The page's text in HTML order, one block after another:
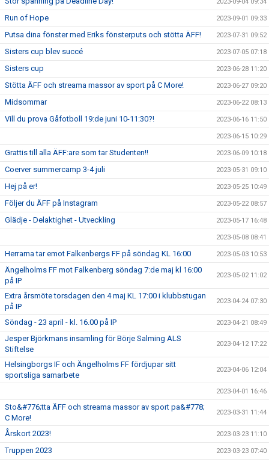
Run of Hope 2023-09-01 09:33
Putsa dina fönster med Eriks fönsterputs och stötta ÄFF! 2023-07-31 09:52
Sisters cup blev succé 2023-07-05 07:18
Sisters cup 2023-06-28 11:20
Stötta ÄFF och streama massor av sport på C More! 2023-06-27 09:20
Midsommar 2023-06-22 08:13
Vill du prova Gåfotboll 19:de juni 10-11:30?! 2023-06-16 11:50
2023-06-15 10:29
Grattis till alla ÄFF:are som tar Studenten!! 2023-06-09 10:18
Coerver summercamp 3-4 juli 2023-05-31 09:10
Hej på er! 2023-05-25 10:49
Följer du ÄFF på Instagram 2023-05-22 08:57
Glädje - Delaktighet - Utveckling 2023-05-17 16:48
2023-05-08 08:41
Herrarna tar emot Falkenbergs FF på söndag KL 16:00 2023-05-03 10:53
Ängelholms FF mot Falkenberg söndag 7:de maj kl 16:00
på IP
2023-05-02 11:02
Extra årsmöte torsdagen den 4 maj KL 17:00 i klubbstugan
på IP
2023-04-24 07:30
Söndag - 23 april - kl. 16.00 på IP 2023-04-21 08:49
Jesper Björkmans insamling för Börje Salming ALS
Stiftelse
2023-04-12 17:22
Helsingborgs IF och Ängelholms FF fördjupar sitt
sportsliga samarbete
2023-04-06 12:04
2023-04-01 16:46
Sto&#776;tta ÄFF och streama massor av sport pa&#778;
C More!
2023-03-31 11:44
Årskort 2023! 2023-03-23 11:10
Truppen 2023 2023-03-23 07:40